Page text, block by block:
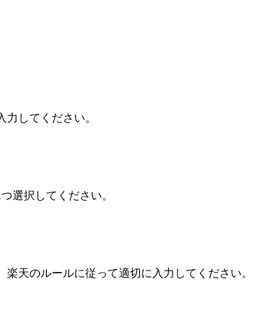
してください。
選択してください。
天のルールに従って適切に入力してください。